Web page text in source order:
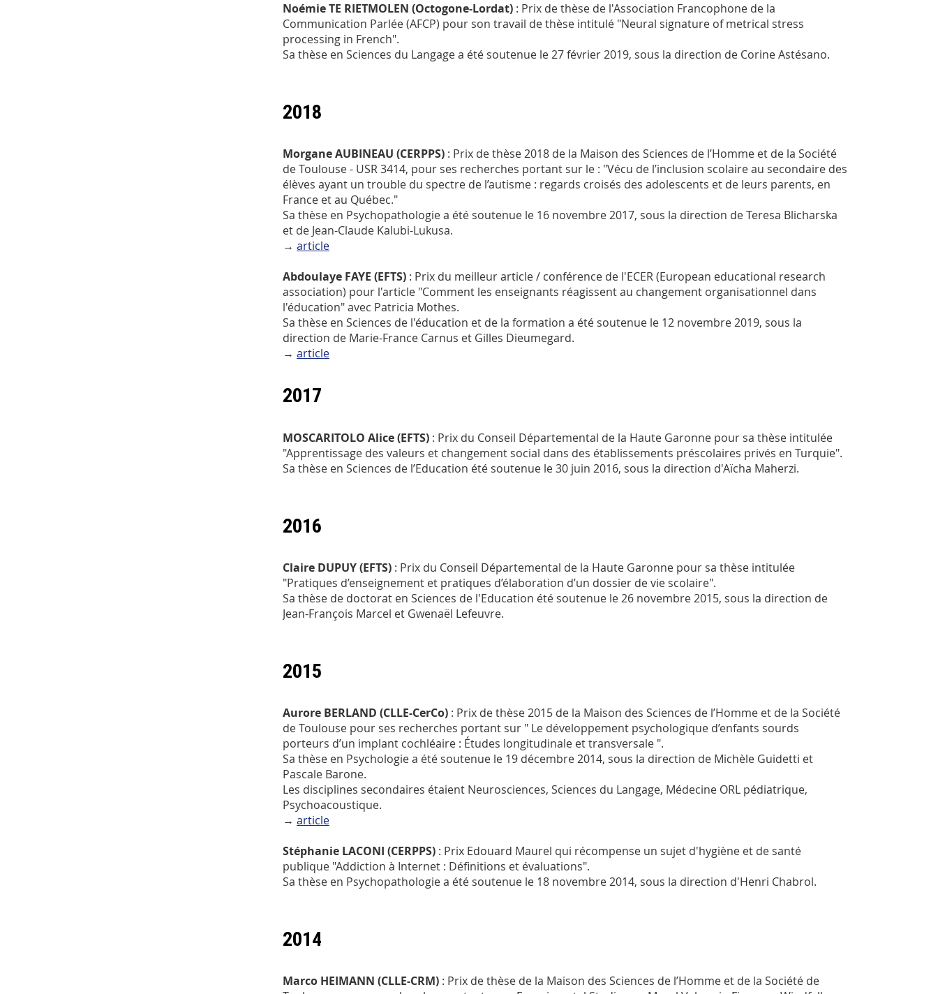
Noémie TE RIETMOLEN (Octogone-Lordat) : Prix de thèse de l'Association Francophone de la
Communication Parlée (AFCP) pour son travail de thèse intitulé "Neural signature of metrical stress
processing in French".
Sa thèse en Sciences du Langage a été soutenue le 27 février 2019, sous la direction de Corine Astésano.
2018
Morgane AUBINEAU (CERPPS) : Prix de thèse 2018 de la Maison des Sciences de l’Homme et de la Société
de Toulouse - USR 3414, pour ses recherches portant sur le : "Vécu de l’inclusion scolaire au secondaire des
élèves ayant un trouble du spectre de l’autisme : regards croisés des adolescents et de leurs parents, en
France et au Québec."
Sa thèse en Psychopathologie a été soutenue le 16 novembre 2017, sous la direction de Teresa Blicharska
et de Jean-Claude Kalubi-Lukusa.
→ article
Abdoulaye FAYE (EFTS) : Prix du meilleur article / conférence de l'ECER (European educational research
association) pour l'article "Comment les enseignants réagissent au changement organisationnel dans
l'éducation" avec Patricia Mothes.
Sa thèse en Sciences de l'éducation et de la formation a été soutenue le 12 novembre 2019, sous la
direction de Marie-France Carnus et Gilles Dieumegard.
→ article
2017
MOSCARITOLO Alice (EFTS) : Prix du Conseil Départemental de la Haute Garonne pour sa thèse intitulée
"Apprentissage des valeurs et changement social dans des établissements préscolaires privés en Turquie".
Sa thèse en Sciences de l’Education été soutenue le 30 juin 2016, sous la direction d'Aïcha Maherzi.
2016
Claire DUPUY (EFTS) : Prix du Conseil Départemental de la Haute Garonne pour sa thèse intitulée
"Pratiques d’enseignement et pratiques d’élaboration d’un dossier de vie scolaire".
Sa thèse de doctorat en Sciences de l'Education été soutenue le 26 novembre 2015, sous la direction de
Jean-François Marcel et Gwenaël Lefeuvre.
2015
Aurore BERLAND (CLLE-CerCo) : Prix de thèse 2015 de la Maison des Sciences de l’Homme et de la Société
de Toulouse pour ses recherches portant sur " Le développement psychologique d’enfants sourds
porteurs d’un implant cochléaire : Études longitudinale et transversale ".
Sa thèse en Psychologie a été soutenue le 19 décembre 2014, sous la direction de Michèle Guidetti et
Pascale Barone.
Les disciplines secondaires étaient Neurosciences, Sciences du Langage, Médecine ORL pédiatrique,
Psychoacoustique.
→ article
Stéphanie LACONI (CERPPS) : Prix Edouard Maurel qui récompense un sujet d'hygiène et de santé
publique "Addiction à Internet : Définitions et évaluations".
Sa thèse en Psychopathologie a été soutenue le 18 novembre 2014, sous la direction d'Henri Chabrol.
2014
Marco HEIMANN (CLLE-CRM) : Prix de thèse de la Maison des Sciences de l’Homme et de la Société de